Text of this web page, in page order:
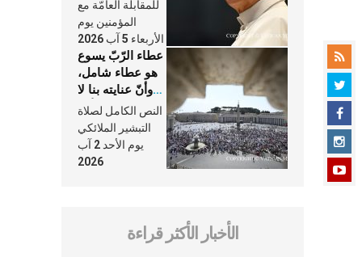
الكنيسة
للمقابلة العامّة مع
المؤمنين يوم
الأربعاء 5 آب 2026
عطاء الرّبّ يسوع
هو عطاء شامل،
وأنّ عنايته بنا لا
تغيب عنّا أبدًا
النص الكامل لصلاة
التبشير الملائكي
يوم الأحد 2 آب
2026
الأخبار الأكثر قراءة